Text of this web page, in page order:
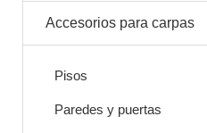
Accesorios para carpas
Pisos
Paredes y puertas